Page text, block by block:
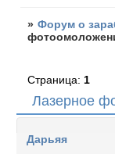
» Форум о
Лазерное
Страница: 1
Дарьяя